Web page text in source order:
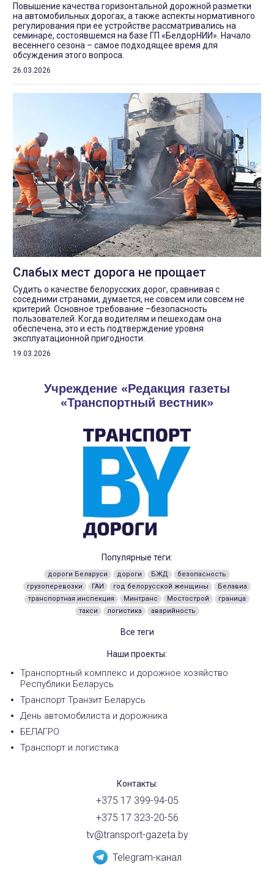
Повышение качества горизонтальной дорожной разметки
на автомобильных дорогах, а также аспекты нормативного
регулирования при ее устройстве рассматривались на
семинаре, состоявшемся на базе ГП «БелдорНИИ». Начало
весеннего сезона – самое подходящее время для
обсуждения этого вопроса.
26.03.2026
Слабых мест дорога не прощает
Судить о качестве белорусских дорог, сравнивая с
соседними странами, думается, не совсем или совсем не
критерий. Основное требование –безопасность
пользователей. Когда водителям и пешеходам она
обеспечена, это и есть подтверждение уровня
эксплуатационной пригодности.
19.03.2026
Учреждение «Редакция газеты
«Транспортный вестник»
Популярные теги:
дороги Беларуси дороги БЖД
безопасность
грузоперевозки
ГАИ год белорусской женщины
Белавиа
транспортная инспекция
Минтранс Мостострой
граница
такси
логистика аварийность
Все теги
Наши проекты:
Транспортный комплекс и дорожное хозяйство
Республики Беларусь
Транспорт Транзит Беларусь
День автомобилиста и дорожника
БЕЛАГРО
Транспорт и логистика
Контакты:
+375 17 399-94-05
+375 17 323-20-56
tv@transport-gazeta.by
Telegram-канал